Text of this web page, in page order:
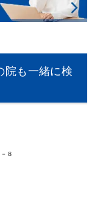
院も一緒に検
８